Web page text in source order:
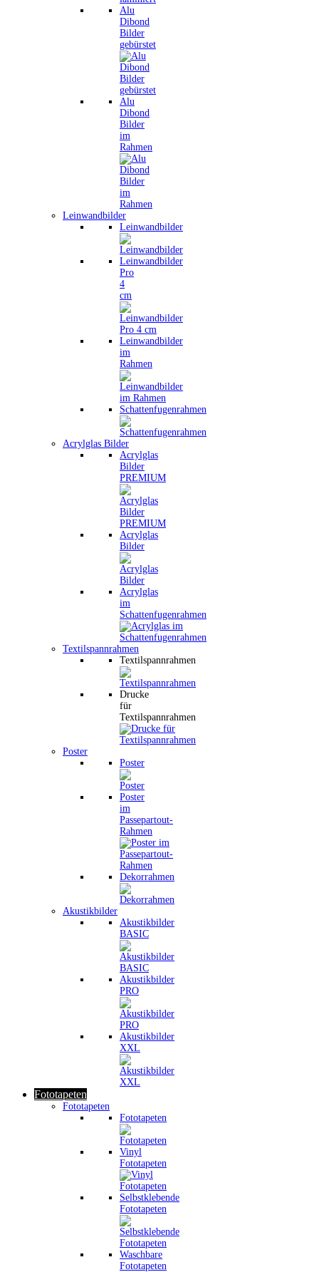
Alu
Dibond
Bilder
gebürstet
Alu
Dibond
Bilder
im
Rahmen
Leinwandbilder
Leinwandbilder
Leinwandbilder
Pro
4
cm
Leinwandbilder
im
Rahmen
Schattenfugenrahmen
Acrylglas Bilder
Acrylglas
Bilder
PREMIUM
Acrylglas
Bilder
Acrylglas
im
Schattenfugenrahmen
Textilspannrahmen
Textilspannrahmen
Drucke
für
Textilspannrahmen
Poster
Poster
Poster
im
Passepartout-
Rahmen
Dekorrahmen
Akustikbilder
Akustikbilder
BASIC
Akustikbilder
PRO
Akustikbilder
XXL
Fototapeten
Fototapeten
Fototapeten
Vinyl
Fototapeten
Selbstklebende
Fototapeten
Waschbare
Fototapeten